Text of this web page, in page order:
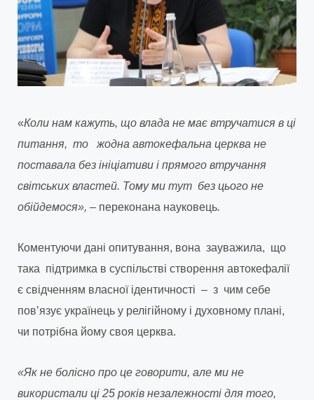
«Коли нам кажуть, що влада не має втручатися в ці
питання, то жодна автокефальна церква не
поставала без ініціативи і прямого втручання
світських властей. Тому ми тут без цього не
обійдемося», – переконана науковець.
Коментуючи дані опитування, вона зауважила, що
така підтримка в суспільстві створення автокефалії
є свідченням власної ідентичності – з чим себе
повʼязує українець у релігійному і духовному плані,
чи потрібна йому своя церква.
«Як не болісно про це говорити, але ми не
використали ці 25 років незалежності для того,